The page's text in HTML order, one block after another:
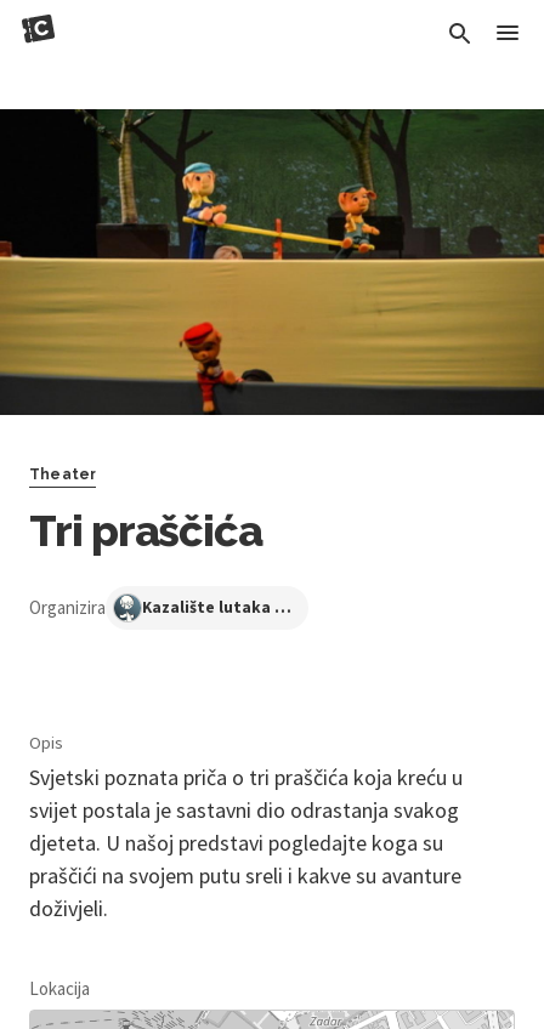
Theater
Tri praščića
Organizira Kazalište lutaka Zadar
Opis
Svjetski poznata priča o tri praščića koja kreću u
svijet postala je sastavni dio odrastanja svakog
djeteta. U našoj predstavi pogledajte koga su
praščići na svojem putu sreli i kakve su avanture
doživjeli.
Lokacija